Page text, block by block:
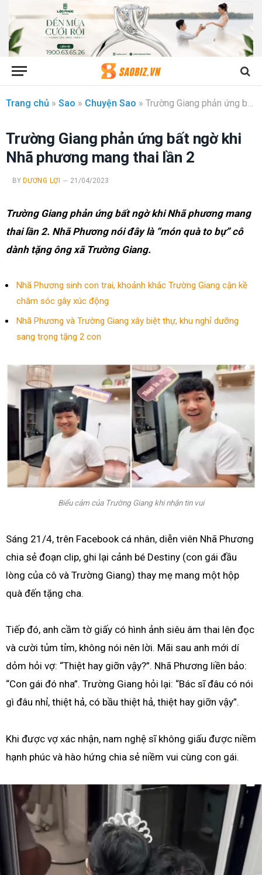
Trang chủ » Sao » Chuyện Sao » Trường Giang phản ứng bất ngờ khi Nhã phương mang thai lần 2
Trường Giang phản ứng bất ngờ khi
Nhã phương mang thai lần 2
BY DƯƠNG LỢI 21/04/2023
Trường Giang phản ứng bất ngờ khi Nhã phương mang
thai lần 2. Nhã Phương nói đây là “món quà to bự” cô
dành tặng ông xã Trường Giang.
Nhã Phương sinh con trai, khoảnh khắc Trường Giang cận kề
chăm sóc gây xúc động
Nhã Phương và Trường Giang xây biệt thự, khu nghỉ dưỡng
sang trọng tặng 2 con
Biểu cảm của Trường Giang khi nhận tin vui
Sáng 21/4, trên Facebook cá nhân, diễn viên Nhã Phương
chia sẻ đoạn clip, ghi lại cảnh bé Destiny (con gái đầu
lòng của cô và Trường Giang) thay mẹ mang một hộp
quà đến tặng cha.
Tiếp đó, anh cầm tờ giấy có hình ảnh siêu âm thai lên đọc
và cười tủm tỉm, không nói nên lời. Mãi sau anh mới dí
dỏm hỏi vợ: “Thiệt hay giỡn vậy?”. Nhã Phương liền bảo:
“Con gái đó nha”. Trường Giang hỏi lại: “Bác sĩ đâu có nói
gì đâu nhỉ, thiệt hả, có bầu thiệt hả, thiệt hay giỡn vậy”.
Khi được vợ xác nhận, nam nghệ sĩ không giấu được niềm
hạnh phúc và hào hứng chia sẻ niềm vui cùng con gái.